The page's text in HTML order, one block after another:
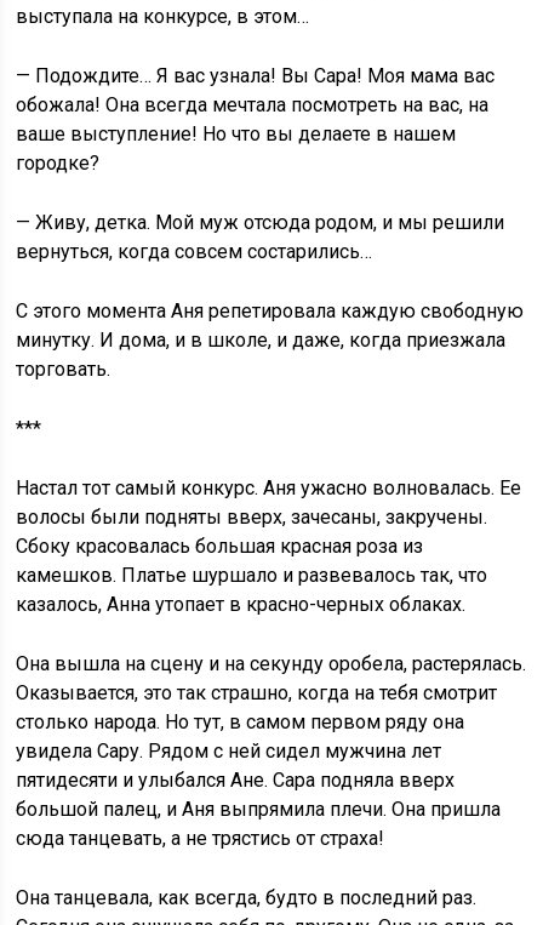
выступала на конкурсе, в этом…
— Подождите… Я вас узнала! Вы Сара! Моя мама вас
обожала! Она всегда мечтала посмотреть на вас, на
ваше выступление! Но что вы делаете в нашем
городке?
— Живу, детка. Мой муж отсюда родом, и мы решили
вернуться, когда совсем состарились…
С этого момента Аня репетировала каждую свободную
минутку. И дома, и в школе, и даже, когда приезжала
торговать.
***
Настал тот самый конкурс. Аня ужасно волновалась. Ее
волосы были подняты вверх, зачесаны, закручены.
Сбоку красовалась большая красная роза из
камешков. Платье шуршало и развевалось так, что
казалось, Анна утопает в красно-черных облаках.
Она вышла на сцену и на секунду оробела, растерялась.
Оказывается, это так страшно, когда на тебя смотрит
столько народа. Но тут, в самом первом ряду она
увидела Сару. Рядом с ней сидел мужчина лет
пятидесяти и улыбался Ане. Сара подняла вверх
большой палец, и Аня выпрямила плечи. Она пришла
сюда танцевать, а не трястись от страха!
Она танцевала, как всегда, будто в последний раз.